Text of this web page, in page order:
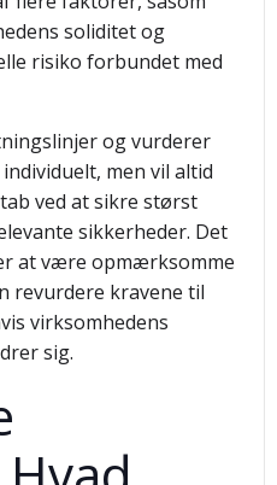
soliditet og
risiko forbundet med
og vurderer
men vil altid
ved at sikre størst
sikkerheder. Det
at være opmærksomme
revurdere kravene til
virksomhedens
sig.